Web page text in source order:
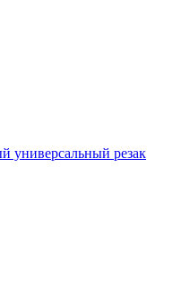
универсальный резак